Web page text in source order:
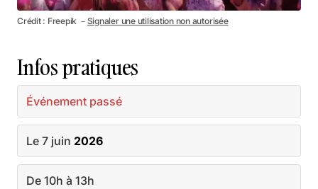
Crédit : Freepik － Signaler une utilisation non autorisée
Infos pratiques
Événement passé
Le 7 juin 2026
De 10h à 13h